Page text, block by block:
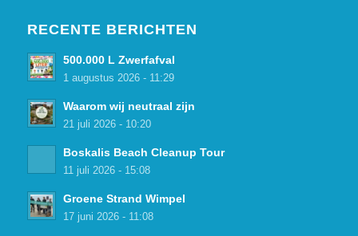
RECENTE BERICHTEN
500.000 L Zwerfafval
1 augustus 2026 - 11:29
Waarom wij neutraal zijn
21 juli 2026 - 10:20
Boskalis Beach Cleanup Tour
11 juli 2026 - 15:08
Groene Strand Wimpel
17 juni 2026 - 11:08